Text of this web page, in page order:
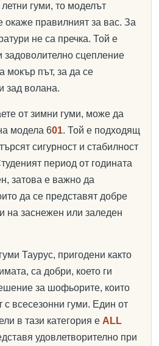
гуми, то моделът
окаже правилният за вас. За
не са пречка. Той е
задоволително сцепление
мокър път, за да се
зад волана.
от зимни гуми, може да
модела 601. Той е подходящ
сигурност и стабилност
период от годината
затова е важно да
да се представят добре
на заснежен или заледен
Таурус, пригодени както
са добри, което ги
за шофьорите, които
с всесезонни гуми. Един от
в тази категория е ALL
удовлетворително при